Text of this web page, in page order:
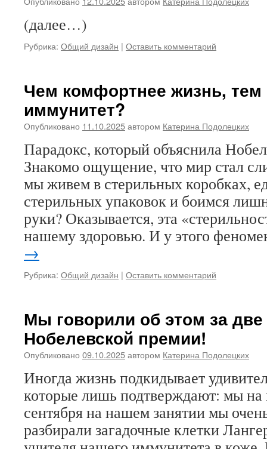
(далее…)
Рубрика: Общий дизайн | Оставить комментарий
Чем комфортнее жизнь, тем
иммунитет?
Опубликовано 11.10.2025автором Катерина Подолецких
Парадокс, который объяснила
Знакомо ощущение, что мир стал
мы живем в стерильных коробках,
стерильных упаковок и боимся
руки? Оказывается, эта
нашему здоровью. И у этого
→
Рубрика: Общий дизайн | Оставить комментарий
Мы говорили об этом за
Нобелевской премии!
Опубликовано 09.10.2025автором Катерина Подолецких
Иногда жизнь подкидывает
которые лишь подтверждают: мы на
сентября на нашем занятии мы
разбирали загадочные клетки